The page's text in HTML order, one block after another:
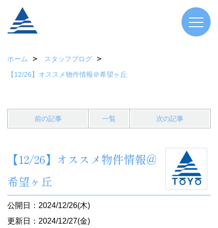
ホーム
スタッフブログ
【12/26】オススメ物件情報＠希望ヶ丘
前の記事 一覧 次の記事
【12/26】オススメ物件情報＠
希望ヶ丘
公開日：2024/12/26(木)
更新日：2024/12/27(金)